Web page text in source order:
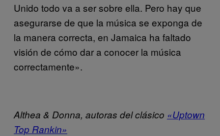
Unido todo va a ser sobre ella. Pero hay que
asegurarse de que la música se exponga de
la manera correcta, en Jamaica ha faltado
visión de cómo dar a conocer la música
correctamente».
Althea & Donna, autoras del clásico «Uptown
Top Rankin»